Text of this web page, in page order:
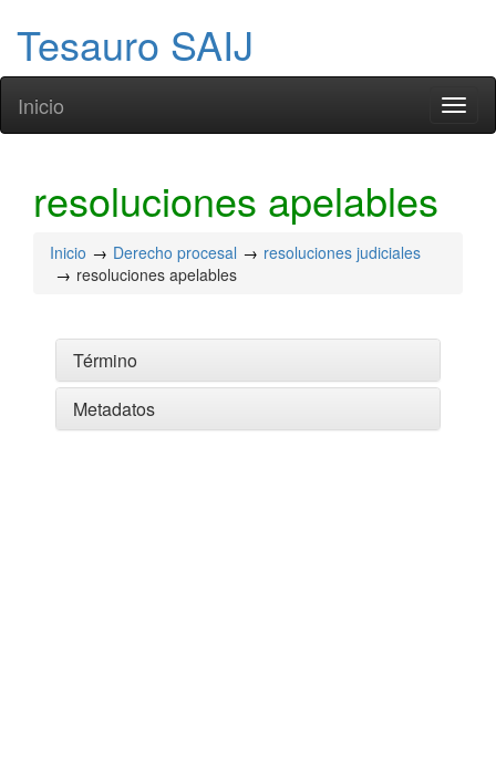
Tesauro SAIJ
Inicio
resoluciones apelables
Inicio Derecho procesal
resoluciones judiciales
resoluciones apelables
Término
Metadatos